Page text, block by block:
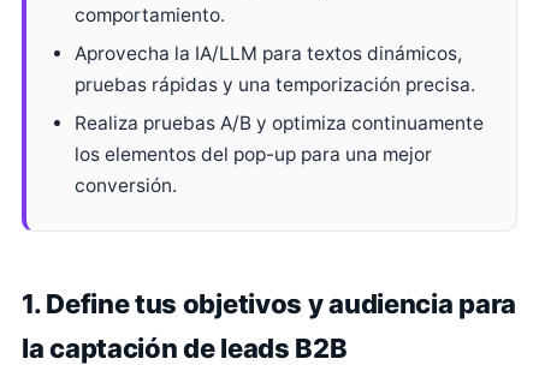
comportamiento.
Aprovecha la IA/LLM para textos dinámicos,
pruebas rápidas y una temporización precisa.
Realiza pruebas A/B y optimiza continuamente
los elementos del pop-up para una mejor
conversión.
1. Define tus objetivos y audiencia para
la captación de leads B2B